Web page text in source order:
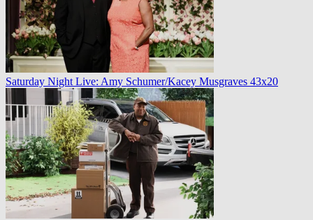
Saturday Night Live: Amy Schumer/Kacey Musgraves 43x20